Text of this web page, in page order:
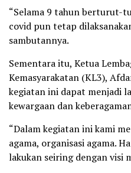
“Selama 9 tahun berturut-
covid pun tetap
sambutannya.
Sementara itu, Ketua
Kemasyarakatan (KL3),
kegiatan ini dapat menjadi
kewargaan dan
“Dalam kegiatan ini kami
agama, organisasi agama.
lakukan seiring dengan visi